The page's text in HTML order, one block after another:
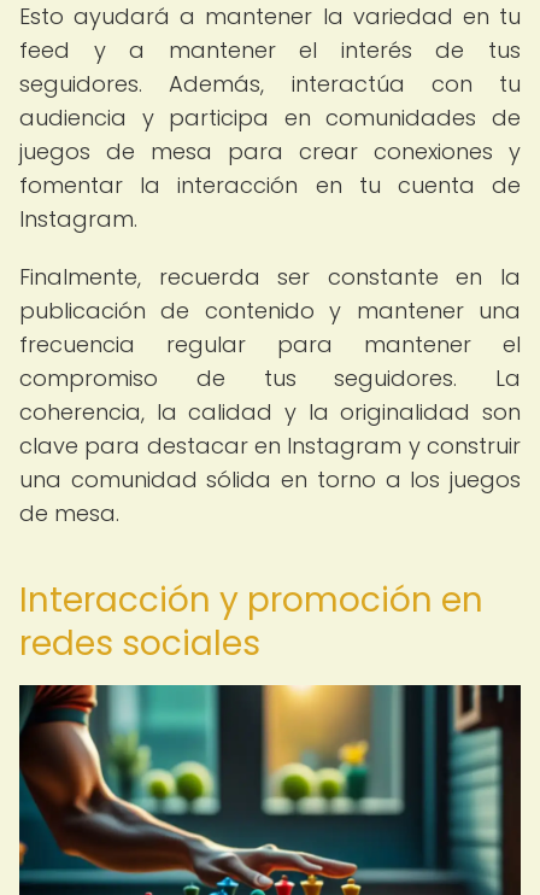
Esto ayudará a mantener la variedad en tu
feed y a mantener el interés de tus
seguidores. Además, interactúa con tu
audiencia y participa en comunidades de
juegos de mesa para crear conexiones y
fomentar la interacción en tu cuenta de
Instagram.
Finalmente, recuerda ser constante en la
publicación de contenido y mantener una
frecuencia regular para mantener el
compromiso de tus seguidores. La
coherencia, la calidad y la originalidad son
clave para destacar en Instagram y construir
una comunidad sólida en torno a los juegos
de mesa.
Interacción y promoción en
redes sociales